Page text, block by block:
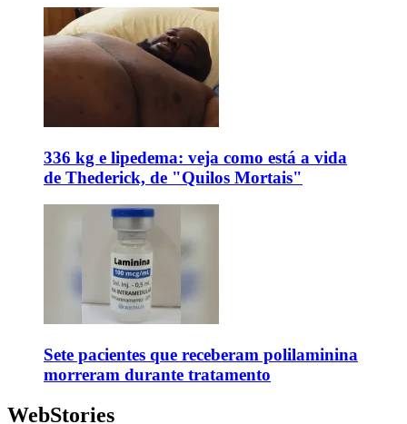
336 kg e lipedema: veja como está a vida
de Thederick, de "Quilos Mortais"
Sete pacientes que receberam polilaminina
morreram durante tratamento
WebStories